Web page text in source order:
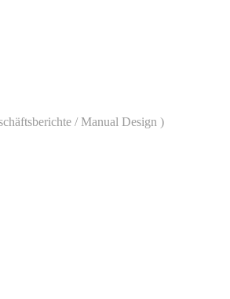
/ Manual Design )